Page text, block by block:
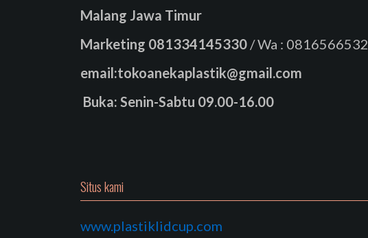
Malang Jawa Timur
Marketing 081334145330 / Wa : 0816566532
email:tokoanekaplastik@gmail.com
Buka: Senin-Sabtu 09.00-16.00
Situs kami
www.plastiklidcup.com